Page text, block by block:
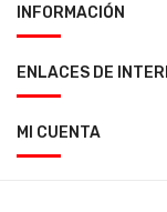
INFORMACIÓN
ENLACES DE
MI CUENTA